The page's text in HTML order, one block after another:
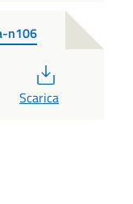
n106
Scarica